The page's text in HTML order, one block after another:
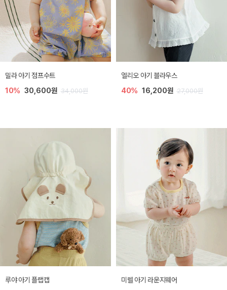
밀라 아기 점프수트
10% 30,600원 34,000원
엘리오 아기 블라우스
40% 16,200원 27,000원
루야 아기 플랩캡 미렐 아기 라운지웨어